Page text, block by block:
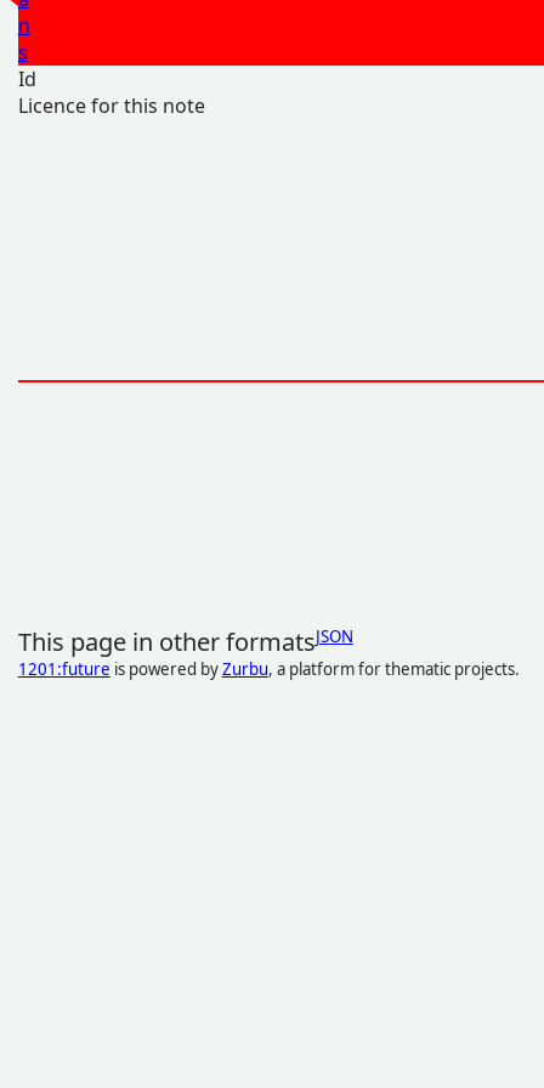
n
s
Id
Licence for this note
This page in other formatsJSON
1201:future is powered byZurbu, a platform for thematic projects.